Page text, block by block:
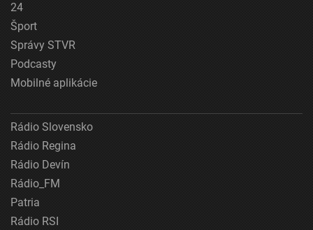
24
Šport
Správy STVR
Podcasty
Mobilné aplikácie
Rádio Slovensko
Rádio Regina
Rádio Devín
Rádio_FM
Patria
Rádio RSI